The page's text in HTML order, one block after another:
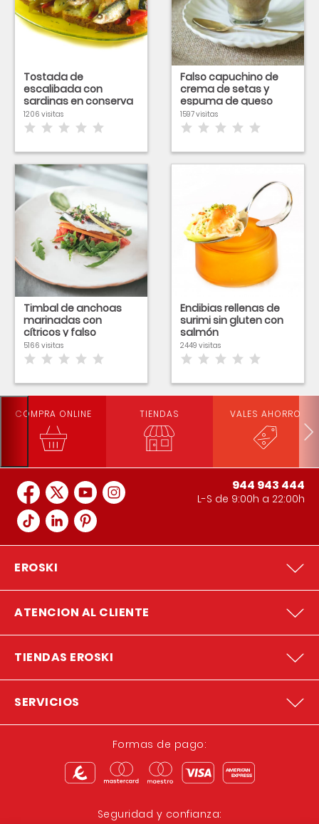
Tostada de
escalibada con
sardinas en conserva
1206 visitas
Falso capuchino de
crema de setas y
espuma de queso
1597 visitas
Timbal de anchoas
marinadas con
cítricos y falso
escabeche de
verduras
5166 visitas
Endibias rellenas de
surimi sin gluten con
salmón
2449 visitas
COMPRA ONLINE TIENDAS VALES AHORRO
944 943 444
L-S de 9:00h a 22:00h
EROSKI
ATENCION AL CLIENTE
TIENDAS EROSKI
SERVICIOS
Formas de pago:
Seguridad y confianza: